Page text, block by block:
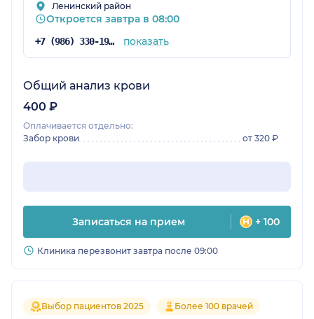
Ленинский район
Откроется завтра в 08:00
+7 (986) 330-19-26 показать
Общий анализ крови
400 ₽
Оплачивается отдельно:
Забор крови
от 320 ₽
Записаться на прием + 100
Клиника перезвонит завтра после 09:00
Выбор пациентов 2025 Более 100 врачей